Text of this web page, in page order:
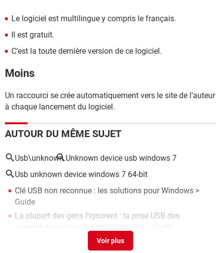
Le logiciel est multilingue y compris le français.
Il est gratuit.
C’est la toute dernière version de ce logiciel.
Moins
Un raccourci se crée automatiquement vers le site de l’auteur
à chaque lancement du logiciel.
AUTOUR DU MÊME SUJET
Usb\unknown Unknown device usb windows 7
Usb unknown device windows 7 64-bit
Clé USB non reconnue : les solutions pour Windows >
Guide
La plupart des gens l'ignorent : la prise USB des
MediCat : créer et utiliser une clé USB de réparation de PC